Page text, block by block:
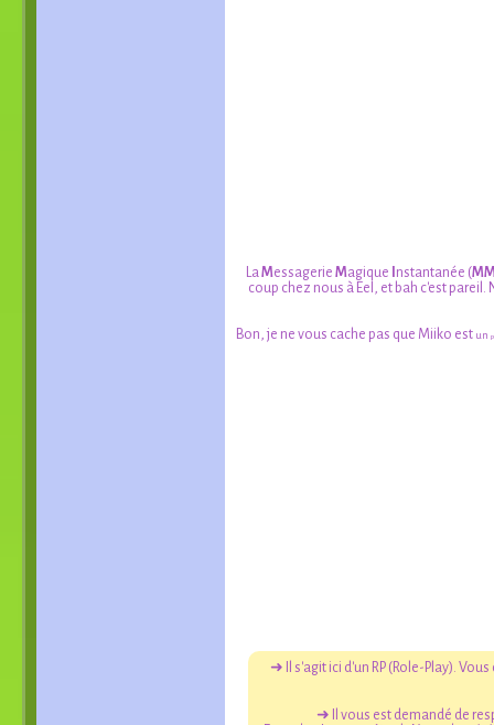
LaMessagerie Magique nstantanée (
coup chez nous à Eel, et bah c'est
Bon, je ne vous cache pas que Miiko est un
➜ Il s'agit ici d'un RP (Role-Play).
➜ Il vous est demandé de